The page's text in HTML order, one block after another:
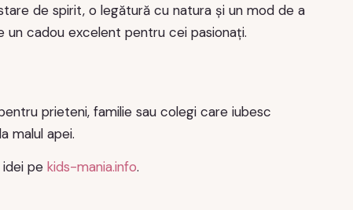
de spirit, o legătură cu natura și un mod de a
cadou excelent pentru cei pasionați.
prieteni, familie sau colegi care iubesc
malul apei.
pe kids-mania.info.